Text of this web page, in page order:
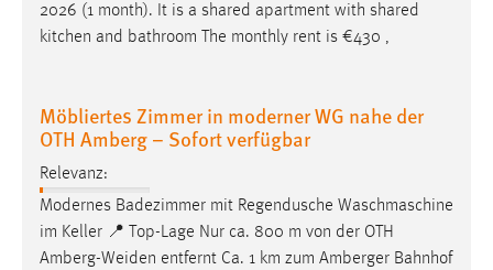
2026 (1 month). It is a shared apartment with shared
kitchen and bathroom The monthly rent is €430 ,
Möbliertes Zimmer in moderner WG nahe der
OTH Amberg – Sofort verfügbar
Relevanz:
Modernes Badezimmer mit Regendusche Waschmaschine
im Keller 📍 Top-Lage Nur ca. 800 m von der OTH
Amberg-Weiden entfernt Ca. 1 km zum Amberger Bahnhof